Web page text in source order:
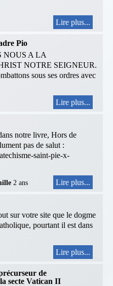
Lire plus...
Pio
NOUS A LA
NOTRE SEIGNEUR.
sous ses ordres avec
Lire plus...
notre livre, Hors de
pas de salut :
saint-pie-x-
2 ans Lire plus...
sur votre site que le dogme
pourtant il est dans
Lire plus...
de
secte Vatican II